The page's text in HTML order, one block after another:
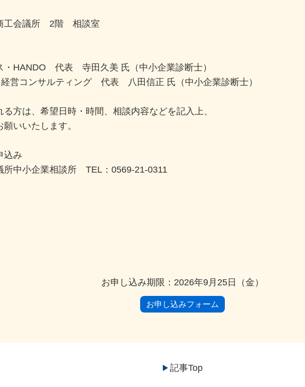
工会議所 2階 相談室
HANDO 代表 寺田久美 氏（中小企業診断士）
営コンサルティング 代表 八田信正 氏（中小企業診断士）
る方は、希望日時・時間、相談内容などを記入上、
いいたします。
込み
中小企業相談所 TEL：0569-21-0311
お申し込み期限：2026年9月25日（金）
お申し込みフォーム
記事Top